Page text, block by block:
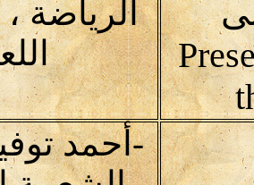
الرياضة ،
-أحمد